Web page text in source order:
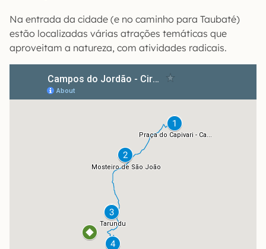
Na entrada da cidade (e no caminho para Taubaté)
estão localizadas várias atrações temáticas que
aproveitam a natureza, com atividades radicais.